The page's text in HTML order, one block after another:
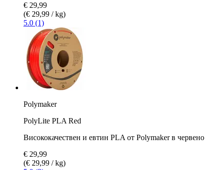
€ 29,99
(€ 29,99 / kg)
5.0 (1)
Polymaker
PolyLite PLA Red
Висококачествен и евтин PLA от Polymaker в червено
€ 29,99
(€ 29,99 / kg)